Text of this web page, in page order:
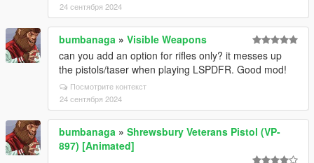
24 сентября 2024
bumbanaga » Visible Weapons
can you add an option for rifles only? it messes up
the pistols/taser when playing LSPDFR. Good mod!
Посмотрите контекст
24 сентября 2024
bumbanaga » Shrewsbury Veterans Pistol (VP-
897) [Animated]